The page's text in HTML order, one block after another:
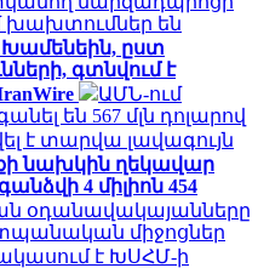
խախտումներ են
ըստ
գտնվում է
ԱՄՆ-ում
են 567 մլն դոլարով
է տարվա լավագույն
նախկին ղեկավար
4 միլիոն 454
օդանավակայանները
միջոցներ
է ԽՍՀՄ-ի